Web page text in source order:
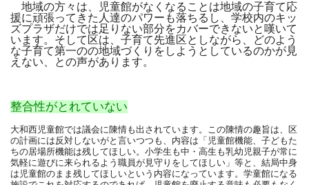
地域の方々は、児童館がなくなることは地域の子育て応
援に頑張ってきた人達のパワーも落ちるし、学校内のキッ
ズプラザだけでは足りない部分をカバーできないと嘆いて
います。そして区は、子育て先進区としながら、どのよう
な子育て第一のの地域づくりをしようとしているのかが見
えない、との声があります。
整合性がとれていない
大和西児童館では議会に陳情も出されています。この陳情の趣旨は、区
の計画には反対しないがと言いつつも、内容は「児童館機能、子どもた
ちの居場所機能は残してほしい。小学生も中・高生も乳幼児親子が常に
気軽に遊びに来られるよう職員が見守りをしてほしい」等と、結局中身
は児童館のまま残してほしいという内容になっています。学童館になる